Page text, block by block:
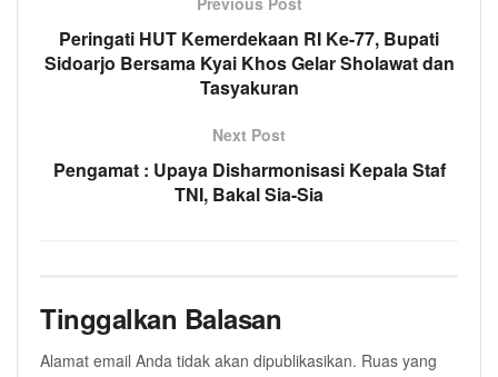
Peringati HUT Kemerdekaan RI Ke-77, Bupati
Sidoarjo Bersama Kyai Khos Gelar Sholawat dan
Tasyakuran
Next Post
Pengamat : Upaya Disharmonisasi Kepala Staf
TNI, Bakal Sia-Sia
Tinggalkan Balasan
Alamat email Anda tidak akan dipublikasikan. Ruas yang